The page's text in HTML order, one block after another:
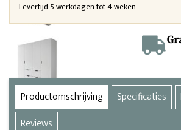
Levertijd 5 werkdagen tot 4 weken
Productomschrijving Specificaties
Reviews